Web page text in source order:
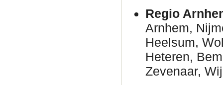
Regio
Arnhem,
Heelsum,
Heteren,
Zevenaar,